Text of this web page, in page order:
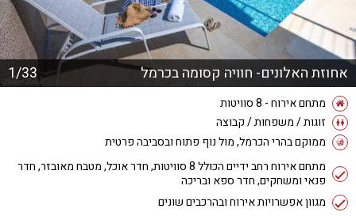
1/33 אחוזת האלונים- חוויה קסומה בכרמל
מתחם אירוח - 8 סוויטות
זוגות / משפחות / קבוצה
ממוקם בהרי הכרמל, מול נוף פתוח ובסביבה פרטית
מתחם אירוח רחב ידיים הכולל 8 סוויטות, חדר אוכל, מטבח מאובזר, חדר
פנאי ומשחקים, חדר ספא ובריכה
מגוון אפשרויות אירוח ובהרכבים שונים